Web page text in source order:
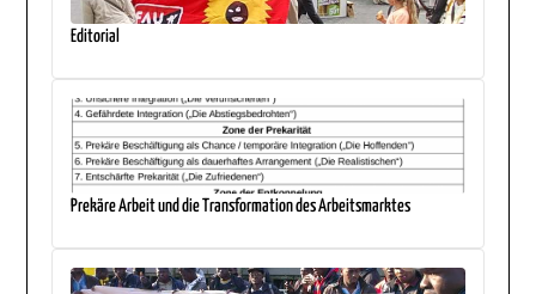
Editorial
Prekäre Arbeit und die Transformation des Arbeitsmarktes